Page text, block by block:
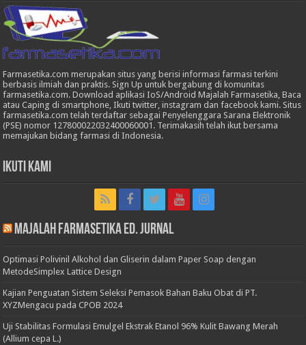
Farmasetika.com merupakan situs yang berisi informasi farmasi terkini
berbasis ilmiah dan praktis. Sign Up untuk bergabung di komunitas
farmasetika.com. Download aplikasi IoS/Android Majalah Farmasetika, Baca
atau Caping di smartphone, Ikuti twitter, instagram dan facebook kami. Situs
farmasetika.com telah terdaftar sebagai Penyelenggara Sarana Elektronik
(PSE) nomor 127800022032400060001. Terimakasih telah ikut bersama
memajukan bidang farmasi di Indonesia.
Ikuti Kami
Majalah Farmasetika Ed. Jurnal
Optimasi Polivinil Alkohol dan Gliserin dalam Paper Soap dengan
MetodeSimplex Lattice Design
Kajian Penguatan Sistem Seleksi Pemasok Bahan Baku Obat di PT.
XYZMengacu pada CPOB 2024
Uji Stabilitas Formulasi Emulgel Ekstrak Etanol 96% Kulit Bawang Merah
(Allium cepa L.)